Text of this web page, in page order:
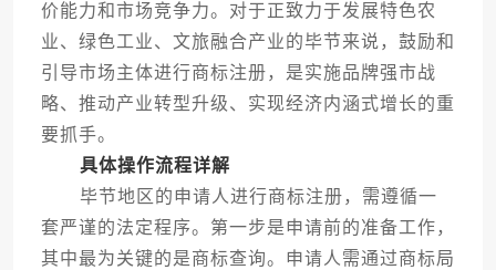
价能力和市场竞争力。对于正致力于发展特色农
业、绿色工业、文旅融合产业的毕节来说，鼓励和
引导市场主体进行商标注册，是实施品牌强市战
略、推动产业转型升级、实现经济内涵式增长的重
要抓手。
具体操作流程详解
毕节地区的申请人进行商标注册，需遵循一
套严谨的法定程序。第一步是申请前的准备工作，
其中最为关键的是商标查询。申请人需通过商标局